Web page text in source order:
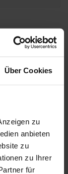
Über Cookies
zu
anbieten
zu
zu Ihrer
für
Produktion von
und Lager
d.o.o. aus
und
..
17.12.2025